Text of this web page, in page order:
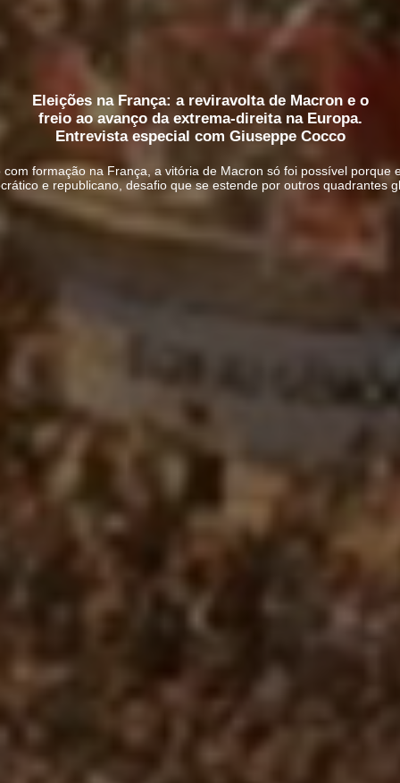
Eleições na França: a reviravolta de Macron e o
freio ao avanço da extrema-direita na Europa.
Entrevista especial com Giuseppe Cocco
formação na França, a vitória de Macron só foi possível porque
e republicano, desafio que se estende por outros quadrantes